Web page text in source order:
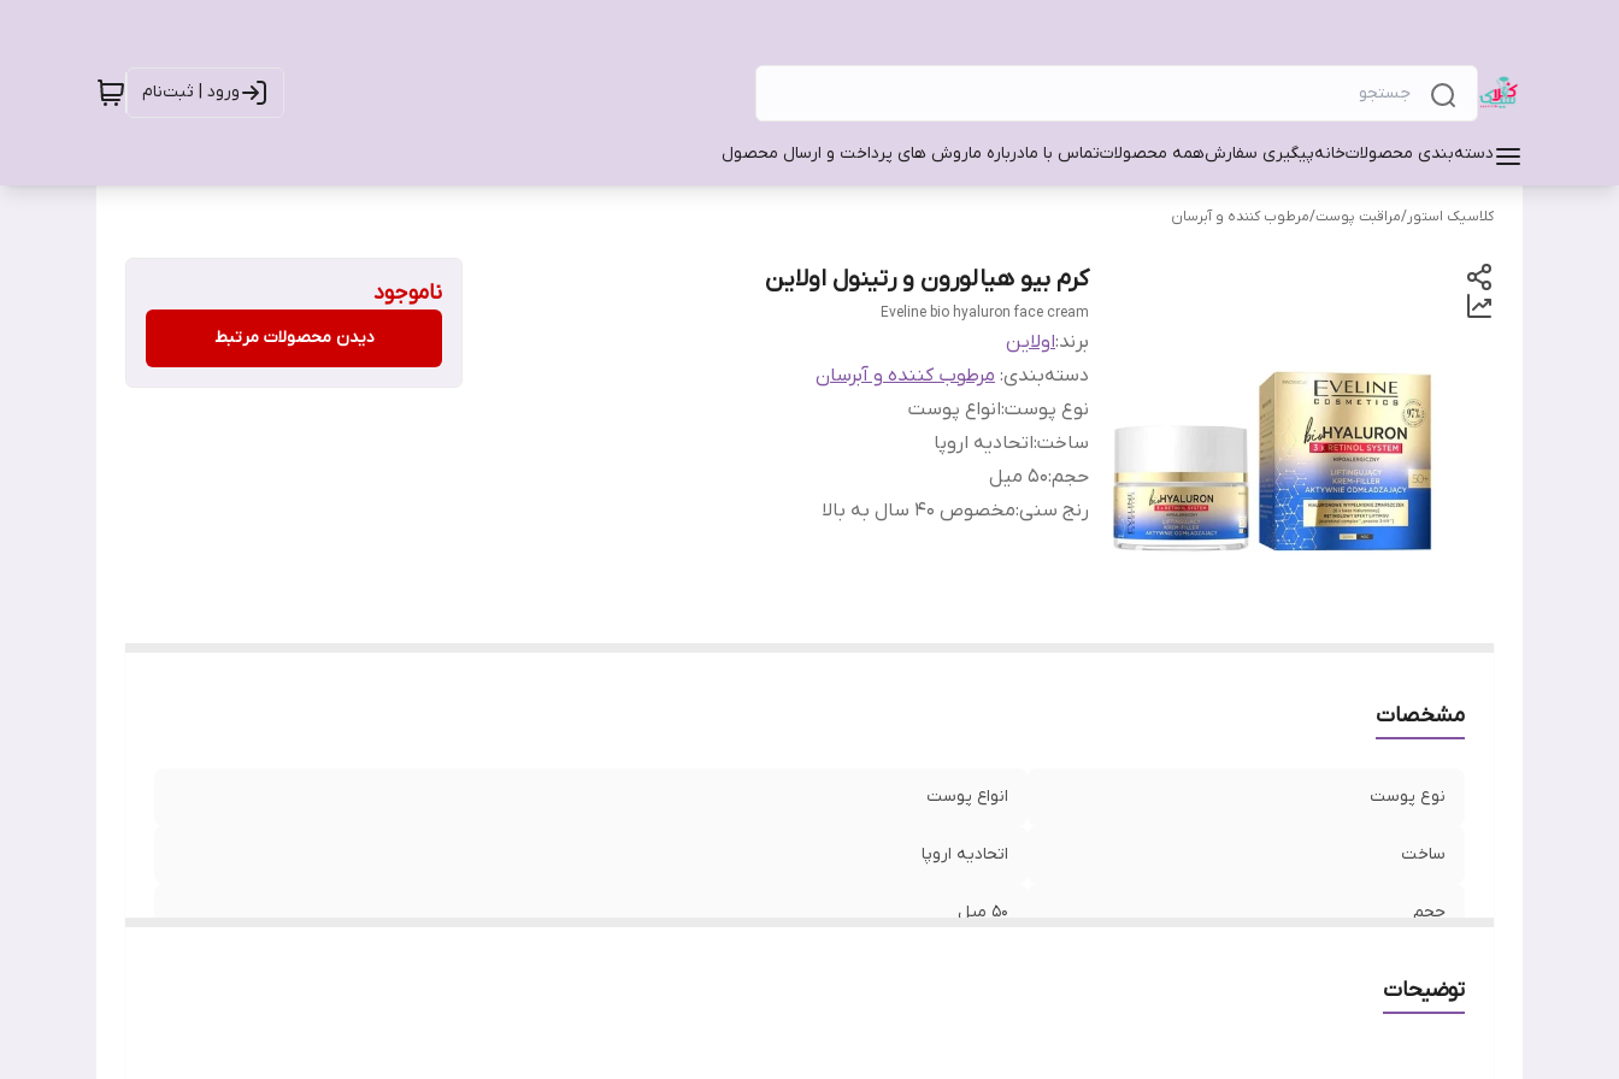
ورود | ثبت‌نام
دسته‌بندی محصولاتخانهپیگیری سفارشهمه محصولاتتماس با مادرباره ماروش های پرداخت و ارسال محصول
کلاسیک استور/مراقبت پوست/مرطوب کننده و آبرسان
کرم بیو هیالورون و رتینول اولاین
Eveline bio hyaluron face cream
برند:اولاین
دسته‌بندی: مرطوب کننده و آبرسان
نوع پوست:انواع پوست
ساخت:اتحادیه اروپا
حجم:50 میل
رنج سنی:مخصوص 40 سال به بالا
ناموجود
دیدن محصولات مرتبط
مشخصات
نوع پوست انواع پوست
ساخت اتحادیه اروپا
حجم 50 میل
توضیحات